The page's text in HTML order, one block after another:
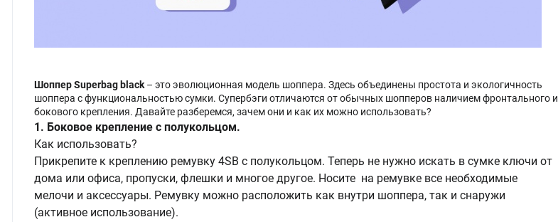
Шоппер Superbag black – это эволюционная модель шоппера. Здесь объединены простота и экологичность
шоппера с функциональностью сумки. Супербэги отличаются от обычных шопперов наличием фронтального и
бокового крепления. Давайте разберемся, зачем они и как их можно использовать?
1. Боковое крепление с полукольцом.
Как использовать?
Прикрепите к креплению ремувку 4SB с полукольцом. Теперь не нужно искать в сумке ключи от
дома или офиса, пропуски, флешки и многое другое. Носите на ремувке все необходимые
мелочи и аксессуары. Ремувку можно расположить как внутри шоппера, так и снаружи
(активное использование).